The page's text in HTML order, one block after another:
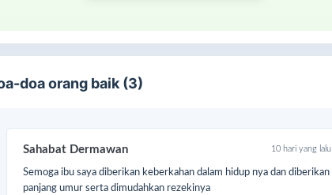
doa orang baik (3)
Sahabat Dermawan 10 hari yang lalu
Semoga ibu saya diberikan keberkahan dalam hidup nya dan diberikan
panjang umur serta dimudahkan rezekinya